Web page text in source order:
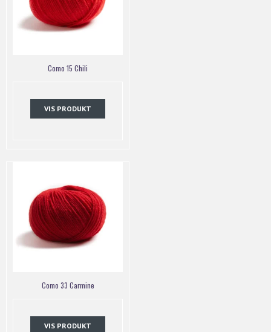
Como 15 Chili
VIS PRODUKT
Como 33 Carmine
VIS PRODUKT